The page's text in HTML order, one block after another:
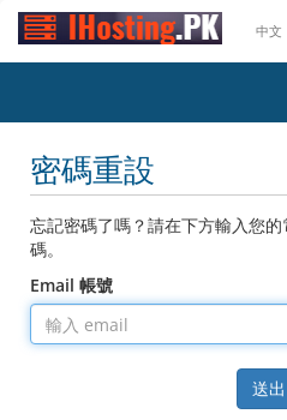
中文
密碼重設
忘記密碼了嗎？請在下方輸入您
碼。
Email 帳號
送出